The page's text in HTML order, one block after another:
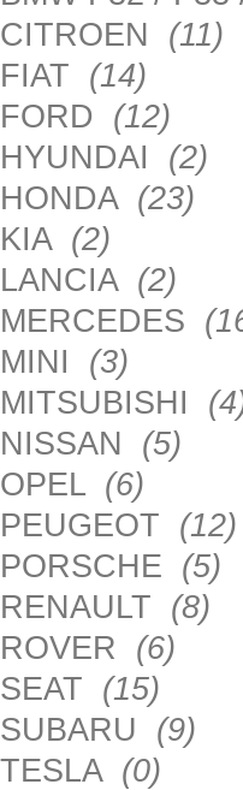
CITROEN (11)
FIAT (14)
FORD (12)
HYUNDAI (2)
HONDA (23)
KIA (2)
LANCIA (2)
MERCEDES
MINI (3)
MITSUBISHI
NISSAN (5)
OPEL (6)
PEUGEOT (12)
PORSCHE (5)
RENAULT (8)
ROVER (6)
SEAT (15)
SUBARU (9)
TESLA (0)